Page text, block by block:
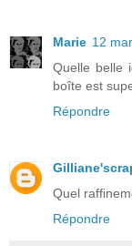
Marie 12
Quelle belle
boîte est
Répondre
Quel
Répondre